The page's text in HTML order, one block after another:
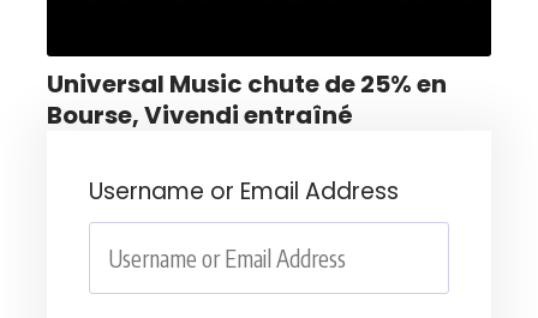
Universal Music chute de 25% en
Bourse, Vivendi entraîné
Username or Email Address